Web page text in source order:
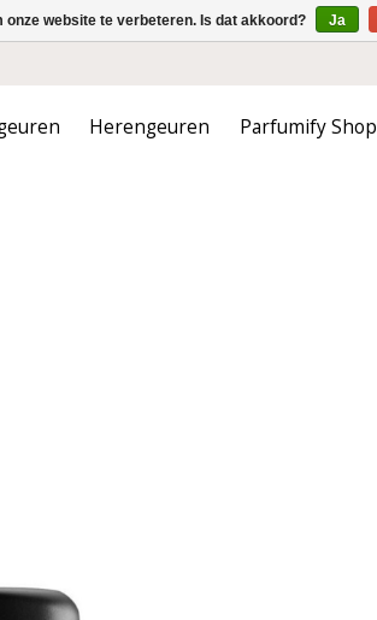
Herengeuren Parfumify Shop
onze website te verbeteren. Is dat akkoord? Ja